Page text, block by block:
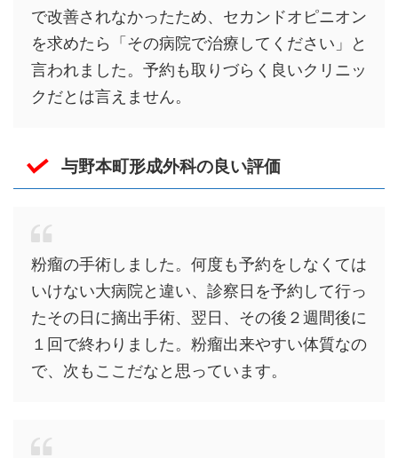
で改善されなかったため、セカンドオピニオン
を求めたら「その病院で治療してください」と
言われました。予約も取りづらく良いクリニッ
クだとは言えません。
与野本町形成外科の良い評価
粉瘤の手術しました。何度も予約をしなくては
いけない大病院と違い、診察日を予約して行っ
たその日に摘出手術、翌日、その後２週間後に
１回で終わりました。粉瘤出来やすい体質なの
で、次もここだなと思っています。